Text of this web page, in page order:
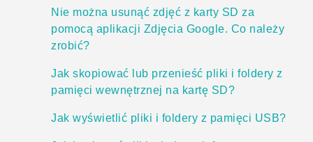
Nie można usunąć zdjęć z karty SD za
pomocą aplikacji Zdjęcia Google. Co należy
zrobić?
Jak skopiować lub przenieść pliki i foldery z
pamięci wewnętrznej na kartę SD?
Jak wyświetlić pliki i foldery z pamięci USB?